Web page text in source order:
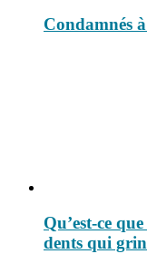
Condamnés
Qu’est-ce
dents qui